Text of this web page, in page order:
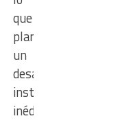
que
plantea
un
desafío
institucional
inédito